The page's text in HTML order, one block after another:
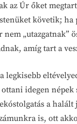
az Úr őket
követik; ha
„utazgatnak”
amíg tart a
legkisebb
idegen népek
a
is, ott